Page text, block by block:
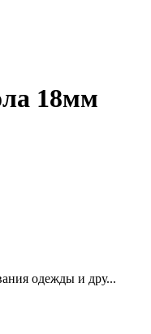
18мм
одежды и дру...